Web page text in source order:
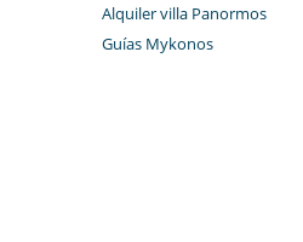
Alquiler villa Panormos
Guías Mykonos